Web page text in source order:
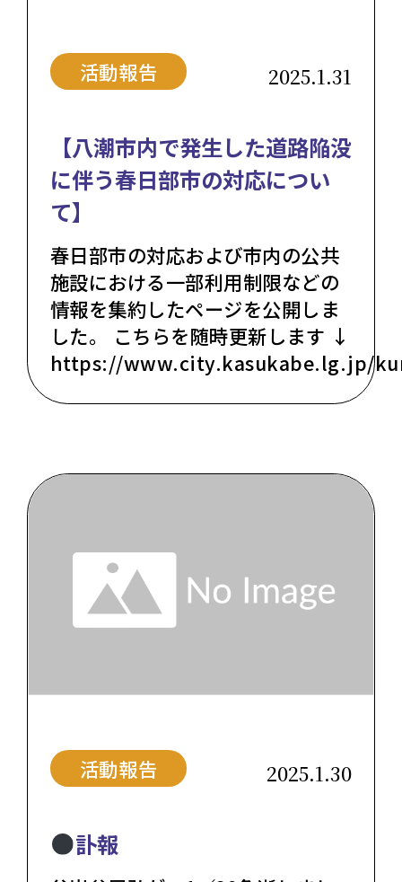
活動報告 2025.1.31
【八潮市内で発生した道路陥没
に伴う春日部市の対応につい
て】
春日部市の対応および市内の公共
施設における一部利用制限などの
情報を集約したページを公開しま
した。 こちらを随時更新します ↓
https://www.city.kasukabe.lg.jp/
活動報告 2025.1.30
訃報